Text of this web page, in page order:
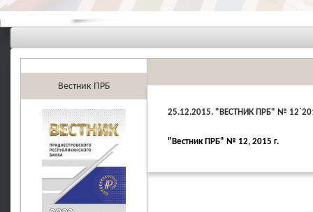
Вестник ПРБ
25.12.2015. "ВЕСТНИК ПРБ" №
"Вестник ПРБ" № 12, 2015 г.